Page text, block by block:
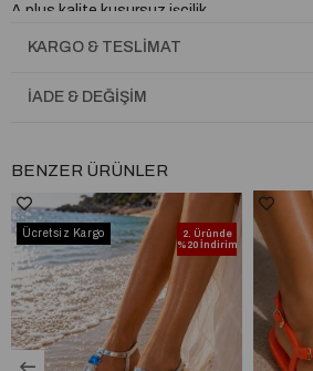
A plus kalite kusursuz işçilik
Tam Kalıptır.
KARGO & TESLIMAT
İADE & DEĞIŞIM
BENZER ÜRÜNLER
2. Üründe
%20 İndirim
Ücretsiz Kargo